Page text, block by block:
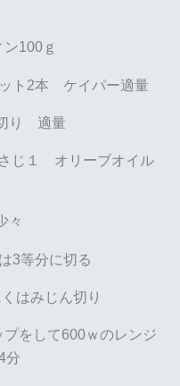
100ｇ
ト2本 ケイパー適量
り 適量
じ１ オリーブオイル
々
3等分に切る
はみじん切り
をして600ｗのレンジ
分